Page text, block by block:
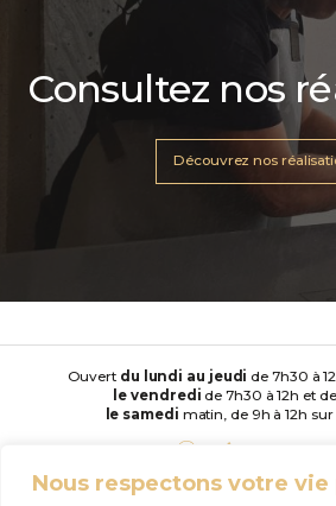
Nous respectons votre vie
Consultez nos
Découvrez nos
Ouvert du lundi au jeudi de 7h30 à
le vendredi de 7h30 à 12h et
le samedi matin, de 9h à 12h